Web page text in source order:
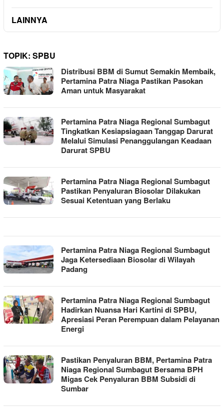
LAINNYA
TOPIK: SPBU
Distribusi BBM di Sumut Semakin Membaik,
Pertamina Patra Niaga Pastikan Pasokan
Aman untuk Masyarakat
Pertamina Patra Niaga Regional Sumbagut
Tingkatkan Kesiapsiagaan Tanggap Darurat
Melalui Simulasi Penanggulangan Keadaan
Darurat SPBU
Pertamina Patra Niaga Regional Sumbagut
Pastikan Penyaluran Biosolar Dilakukan
Sesuai Ketentuan yang Berlaku
Pertamina Patra Niaga Regional Sumbagut
Jaga Ketersediaan Biosolar di Wilayah
Padang
Pertamina Patra Niaga Regional Sumbagut
Hadirkan Nuansa Hari Kartini di SPBU,
Apresiasi Peran Perempuan dalam Pelayanan
Energi
Pastikan Penyaluran BBM, Pertamina Patra
Niaga Regional Sumbagut Bersama BPH
Migas Cek Penyaluran BBM Subsidi di
Sumbar